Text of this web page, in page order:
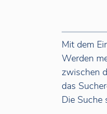
Mit dem
Werden
zwischen
das
Die Suche